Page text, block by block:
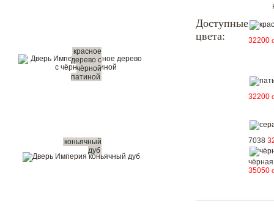
Показать в интерьере
Рассчитать комплект
красное
дерево с
чёрной
патиной
коньячный
дуб
Доступные
цвета:
32200 c
32200 c
7038
35050 c